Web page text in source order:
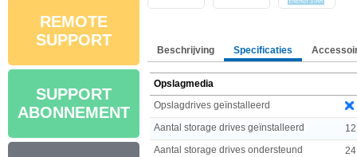
REMOTE
SUPPORT
SUPPORT
ABONNEMENT
Beschrijving Specificaties
Opslagmedia
Opslagdrives geïnstalleerd
Aantal storage drives geïnstalleerd
12
Aantal storage drives ondersteund
24